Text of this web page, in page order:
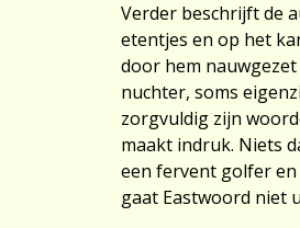
Verder beschrijft de
etentjes en op het
door hem
nuchter, soms
zorgvuldig zijn
maakt indruk. Niets
een fervent golfer
gaat Eastwoord niet